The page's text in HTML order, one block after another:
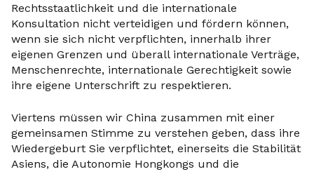
Rechtsstaatlichkeit und die internationale
Konsultation nicht verteidigen und fördern können,
wenn sie sich nicht verpflichten, innerhalb ihrer
eigenen Grenzen und überall internationale Verträge,
Menschenrechte, internationale Gerechtigkeit sowie
ihre eigene Unterschrift zu respektieren.
Viertens müssen wir China zusammen mit einer
gemeinsamen Stimme zu verstehen geben, dass ihre
Wiedergeburt Sie verpflichtet, einerseits die Stabilität
Asiens, die Autonomie Hongkongs und die